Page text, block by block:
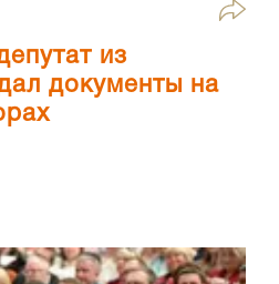
из
документы на